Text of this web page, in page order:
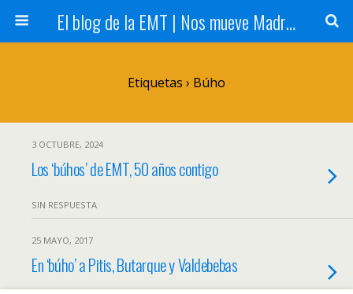
El blog de la EMT | Nos mueve Madrid
Etiquetas › Búho
3 OCTUBRE, 2024
Los ‘búhos’ de EMT, 50 años contigo
SIN RESPUESTA
25 MAYO, 2017
En ‘búho’ a Pitis, Butarque y Valdebebas